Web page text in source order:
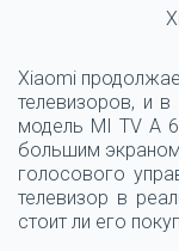
Xiaomi
телевизоров, и
модель MI TV A
большим
голосового
телевизор в
стоит ли его